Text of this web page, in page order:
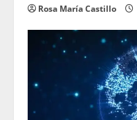
Rosa María Castillo